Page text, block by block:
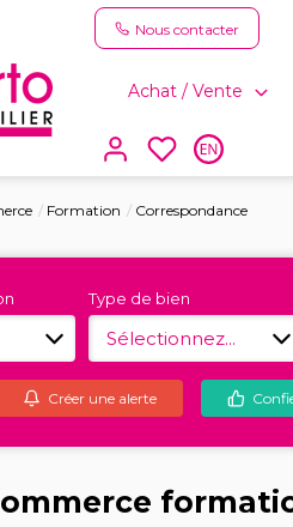
Nous contacter
Achat / Vente
Formation Correspondance
Type de bien
Sélectionnez...
Créer une alerte